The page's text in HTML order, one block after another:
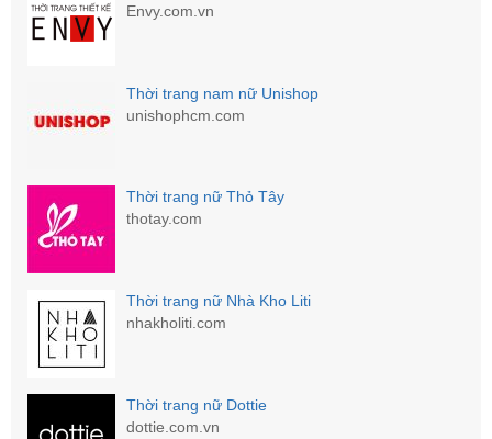
Envy.com.vn
Thời trang nam nữ Unishop
unishophcm.com
Thời trang nữ Thỏ Tây
thotay.com
Thời trang nữ Nhà Kho Liti
nhakholiti.com
Thời trang nữ Dottie
dottie.com.vn